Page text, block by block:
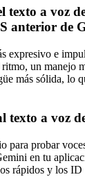
texto a voz
anterior de
expresivo e
un manejo
más sólida, lo
texto a voz
para probar
en tu
rápidos y los ID